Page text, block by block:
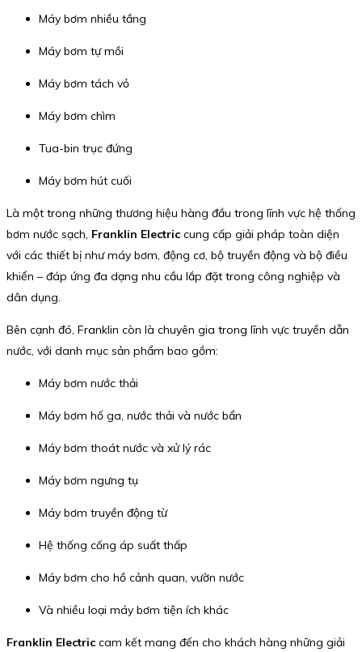
Máy bơm nhiều tầng
Máy bơm tự mồi
Máy bơm tách vỏ
Máy bơm chìm
Tua-bin trục đứng
Máy bơm hút cuối
Là một trong những thương hiệu hàng đầu trong lĩnh vực hệ thống
bơm nước sạch, Franklin Electric cung cấp giải pháp toàn diện
với các thiết bị như máy bơm, động cơ, bộ truyền động và bộ điều
khiển – đáp ứng đa dạng nhu cầu lắp đặt trong công nghiệp và
dân dụng.
Bên cạnh đó, Franklin còn là chuyên gia trong lĩnh vực truyền dẫn
nước, với danh mục sản phẩm bao gồm:
Máy bơm nước thải
Máy bơm hố ga, nước thải và nước bẩn
Máy bơm thoát nước và xử lý rác
Máy bơm ngưng tụ
Máy bơm truyền động từ
Hệ thống cống áp suất thấp
Máy bơm cho hồ cảnh quan, vườn nước
Và nhiều loại máy bơm tiện ích khác
Franklin Electric cam kết mang đến cho khách hàng những giải